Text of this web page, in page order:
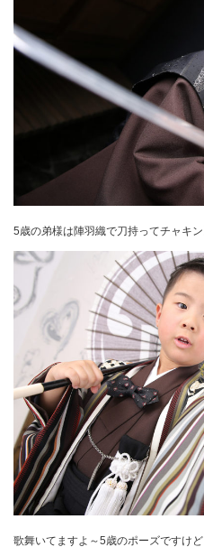
5歳の弟様は陣羽織で刀持ってチャキン
歌舞いてますよ～5歳のポーズですけど